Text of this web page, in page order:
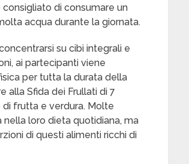
di consumare un
acqua durante la giornata.
su cibi integrali e
ai partecipanti viene
per tutta la durata della
alla Sfida dei Frullati di 7
di frutta e verdura. Molte
loro dieta quotidiana, ma
di questi alimenti ricchi di